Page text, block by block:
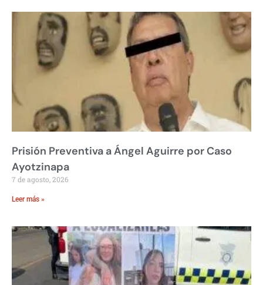
Prisión Preventiva a Ángel Aguirre por Caso
Ayotzinapa
7 de agosto, 2026
Leer más »